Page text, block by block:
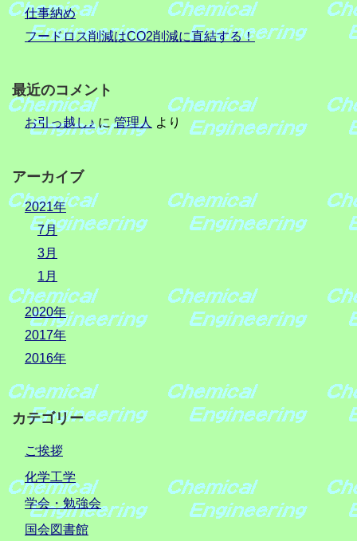
仕事納め
フードロス削減はCO2削減に直結する！
最近のコメント
お引っ越し♪に管理人 より
アーカイブ
2021年
7月
3月
1月
2020年
2017年
2016年
カテゴリー
ご挨拶
化学工学
学会・勉強会
国会図書館